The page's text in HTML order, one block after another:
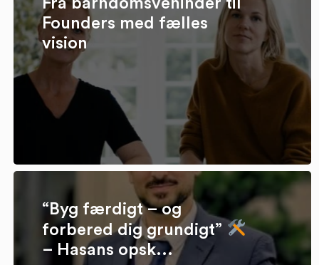
Fra barndomsveninder til
Founders med fælles
vision
“Byg færdigt – og
forbered dig grundigt”
– Hasans opsk...